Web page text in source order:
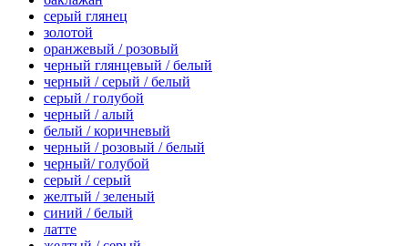
серый глянец
золотой
оранжевый / розовый
черный глянцевый / белый
черный / серый / белый
серый / голубой
черный / алый
белый / коричневый
черный / розовый / белый
черный/ голубой
серый / серый
желтый / зеленый
синий / белый
латте